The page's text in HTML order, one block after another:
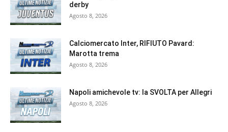
derby
Agosto 8, 2026
Calciomercato Inter, RIFIUTO Pavard:
Marotta trema
Agosto 8, 2026
Napoli amichevole tv: la SVOLTA per Allegri
Agosto 8, 2026